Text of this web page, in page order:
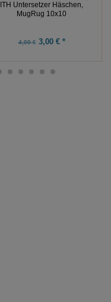
ITH Untersetzer Häschen,
MugRug 10x10
4,00 €3,00 € *